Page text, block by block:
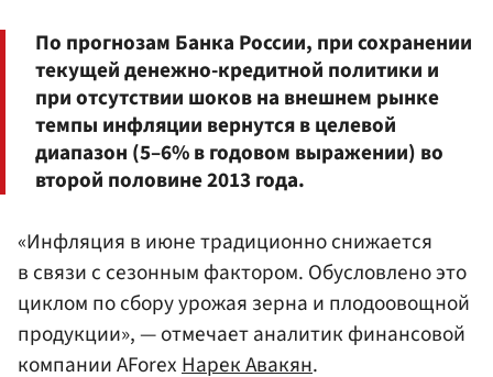
По прогнозам Банка России, при сохранении
текущей денежно-кредитной политики и
при отсутствии шоков на внешнем рынке
темпы инфляции вернутся в целевой
диапазон (5–6% в годовом выражении) во
второй половине 2013 года.
«Инфляция в июне традиционно снижается
в связи с сезонным фактором. Обусловлено это
циклом по сбору урожая зерна и плодоовощной
продукции», — отмечает аналитик финансовой
компании AForexНарек Авакян.